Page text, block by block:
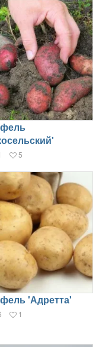
5
'Адретта'
1